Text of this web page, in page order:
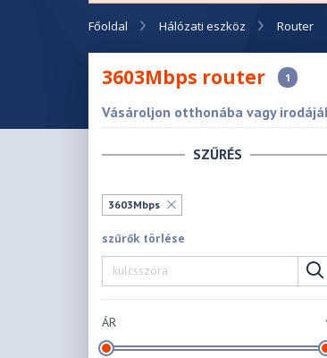
Főoldal Hálózati eszköz Router
3603Mbps router 1
Vásároljon otthonába vagy
SZŰRÉS
3603Mbps
szűrők törlése
ÁR